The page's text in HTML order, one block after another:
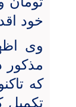
خود
وی
مذکور
که
تکمیل